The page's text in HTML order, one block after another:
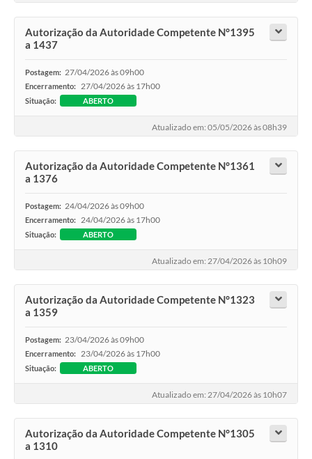
Autorização da Autoridade Competente N°1395
a 1437
Postagem: 27/04/2026 às 09h00
Encerramento: 27/04/2026 às 17h00
Situação: ABERTO
Atualizado em: 05/05/2026 às 08h39
Autorização da Autoridade Competente N°1361
a 1376
Postagem: 24/04/2026 às 09h00
Encerramento: 24/04/2026 às 17h00
Situação: ABERTO
Atualizado em: 27/04/2026 às 10h09
Autorização da Autoridade Competente N°1323
a 1359
Postagem: 23/04/2026 às 09h00
Encerramento: 23/04/2026 às 17h00
Situação: ABERTO
Atualizado em: 27/04/2026 às 10h07
Autorização da Autoridade Competente N°1305
a 1310